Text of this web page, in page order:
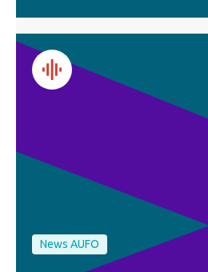
News AUFO